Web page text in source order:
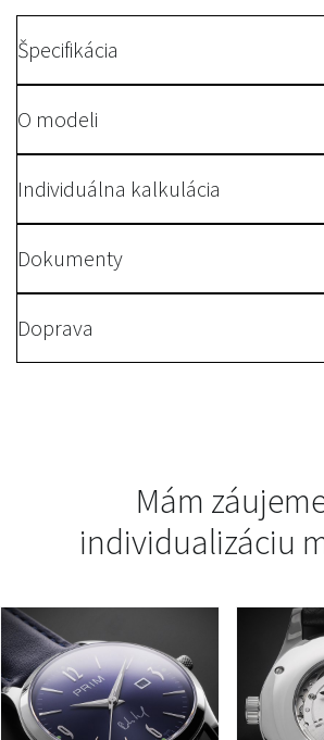
Špecifikácia
O modeli
Individuálna kalkulácia
Dokumenty
Doprava
Mám
individualizáciu